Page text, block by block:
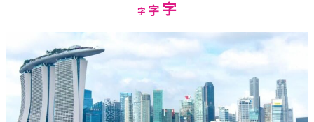
字Decrease
字Reset
size.
字Increase
size.